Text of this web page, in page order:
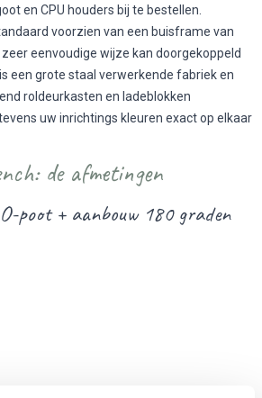
en CPU houders bij te bestellen.
voorzien van een buisframe van
eenvoudige wijze kan doorgekoppeld
een grote staal verwerkende fabriek en
roldeurkasten en ladeblokken
uw inrichtings kleuren exact op elkaar
de afmetingen
poot + aanbouw 180 graden